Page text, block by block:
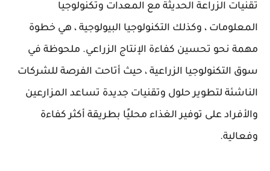
تقنيات الزراعة الحديثة مع المعدات وتكنولوجيا
المعلومات ، وكذلك التكنولوجيا البيولوجية ، هي خطوة
مهمة نحو تحسين كفاءة الإنتاج الزراعي. ملحوظة في
سوق التكنولوجيا الزراعية ، حيث أتاحت الفرصة للشركات
الناشئة لتطوير حلول وتقنيات جديدة تساعد المزارعين
والأفراد على توفير الغذاء محليًا بطريقة أكثر كفاءة
وفعالية.